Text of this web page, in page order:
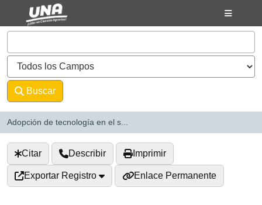
Saltar al contenido
VuFind
Buscar
Adopción de tecnología en el s...
Citar Describir Imprimir
Exportar Registro Enlace Permanente